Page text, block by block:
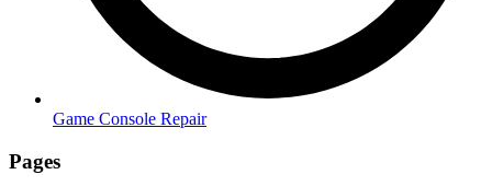
Game Console Repair
Pages